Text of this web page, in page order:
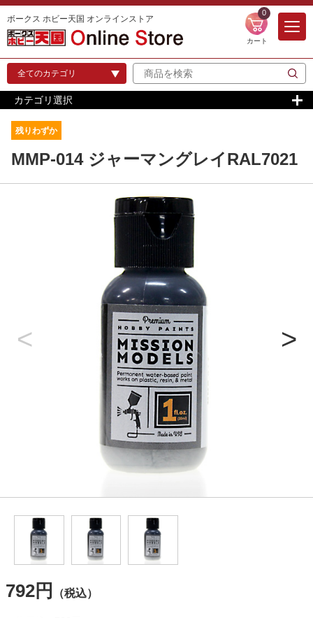
ボークス ホビー天国 オンラインストア
0
カート
カテゴリ選択
残りわずか
MMP-014 ジャーマングレイRAL7021
792円 （税込）